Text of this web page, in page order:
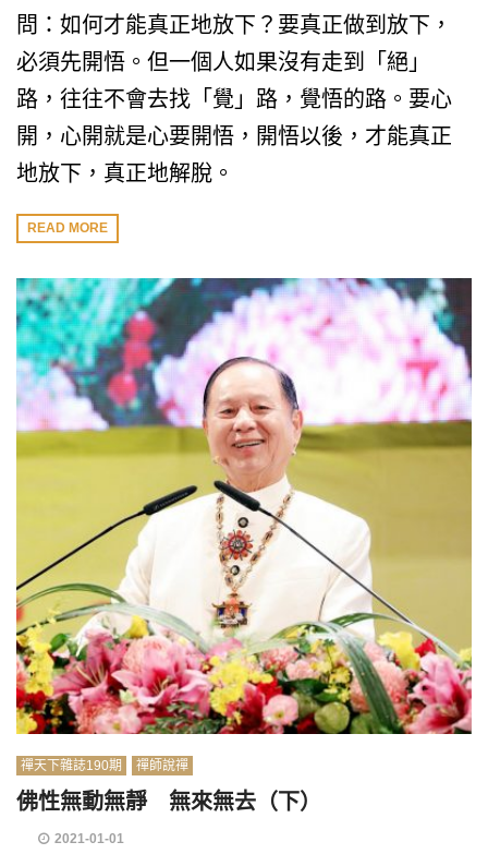
問：如何才能真正地放下？要真正做到放下，
必須先開悟。但一個人如果沒有走到「絕」
路，往往不會去找「覺」路，覺悟的路。要心
開，心開就是心要開悟，開悟以後，才能真正
地放下，真正地解脫。
READ MORE
禪天下雜誌190期 禪師說禪
佛性無動無靜 無來無去（下）
2021-01-01